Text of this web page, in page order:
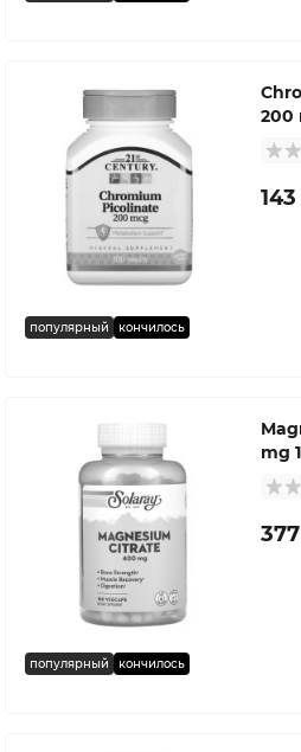
популярный кончилось
200
популярный кончилось
mg